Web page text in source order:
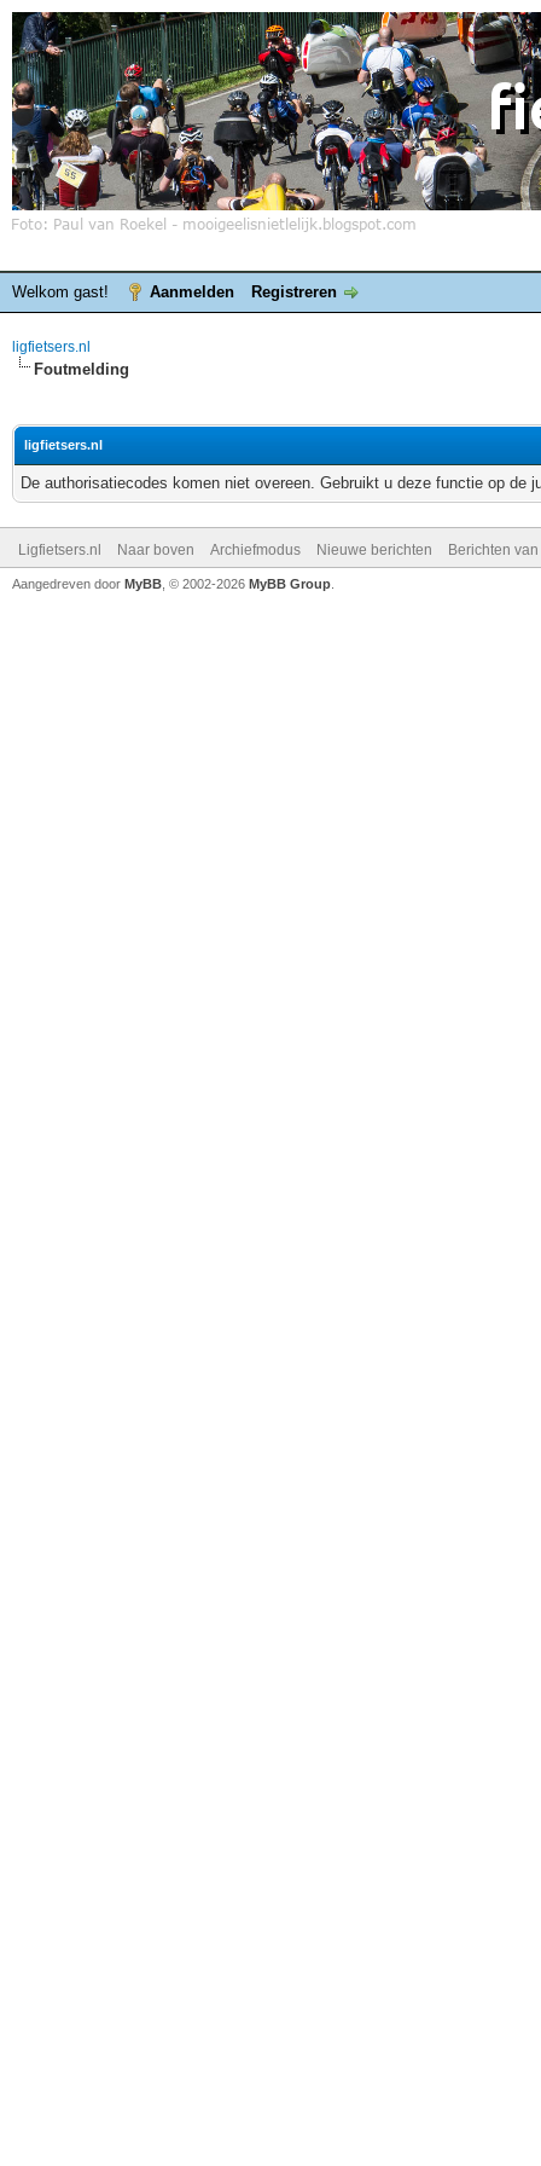
Welkom gast! Aanmelden Registreren
ligfietsers.nl
Foutmelding
ligfietsers.nl
De authorisatiecodes komen niet overeen. Gebruikt u deze functie op de
Ligfietsers.nl Naar boven Archiefmodus Nieuwe berichten Berichten
Aangedreven door MyBB , © 2002-2026 MyBB Group